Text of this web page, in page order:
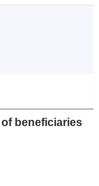
beneficiaries